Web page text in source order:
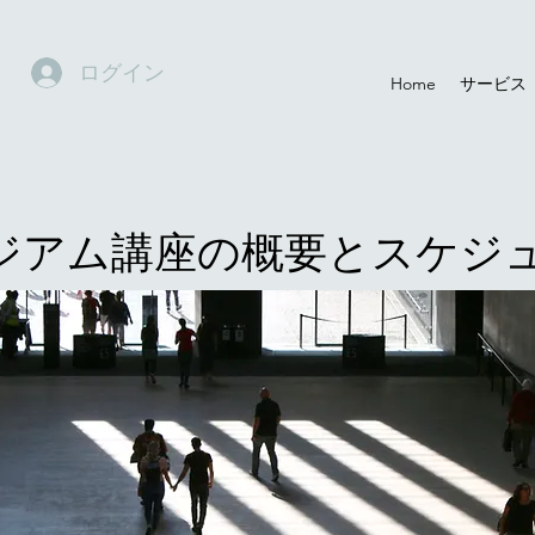
ログイン Home サービス
アム講座の概要とスケジ